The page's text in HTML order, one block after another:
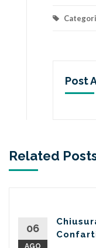
Post
Related
06